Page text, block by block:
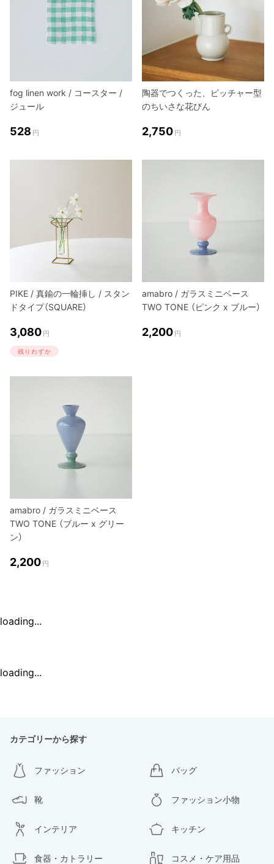
fog linen work / コースター /
ジュール
528 円
陶器でつくった、ピッチャー型
のちいさな花びん
2,750 円
PIKE / 真鍮の一輪挿し / スタン
ドタイプ（SQUARE）
3,080 円
残りわずか
amabro / ガラスミニベース
TWO TONE （ピンク x ブルー）
2,200 円
amabro / ガラスミニベース
TWO TONE （ブルー x グリー
ン）
2,200 円
loading...
loading...
カテゴリーから探す
ファッション バッグ
靴 ファッション小物
インテリア キッチン
食器・カトラリー コスメ・ケア用品